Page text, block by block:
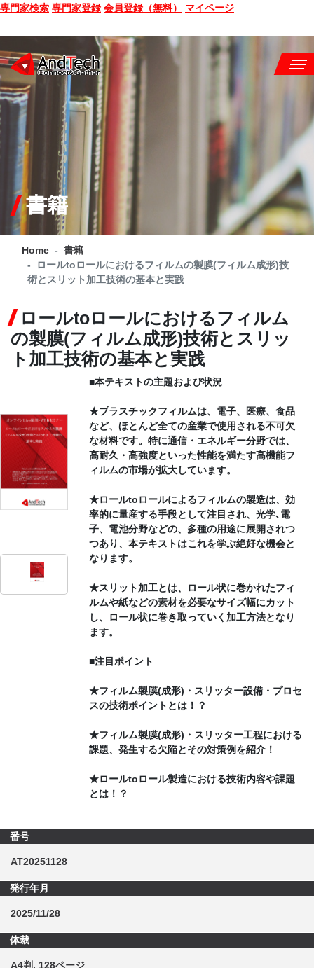
専門家検索 専門家登録 会員登録（無料） マイページ
SEMINAR
BOOK
CONSULTING
SERVICE
COMPANY
Q&A
SITE MAP
CONTACT
書籍
Home
書籍
ロールtoロールにおけるフィルムの製膜(フィルム成形)技
術とスリット加工技術の基本と実践
ロールtoロールにおけるフィルム
の製膜(フィルム成形)技術とスリッ
ト加工技術の基本と実践
■本テキストの主題および状況
★プラスチックフィルムは、電子、医療、食品
など、ほとんど全ての産業で使用される不可欠
な材料です。特に通信・エネルギー分野では、
高耐久・高強度といった性能を満たす高機能フ
ィルムの市場が拡大しています。
★ロールtoロールによるフィルムの製造は、効
率的に量産する手段として注目され、光学､電
子、電池分野などの、多種の用途に展開されつ
つあり、本テキストはこれを学ぶ絶好な機会と
なります。
★スリット加工とは、ロール状に巻かれたフィ
ルムや紙などの素材を必要なサイズ幅にカット
し、ロール状に巻き取っていく加工方法となり
ます。
■注目ポイント
★フィルム製膜(成形)・スリッター設備・プロセ
スの技術ポイントとは！？
★フィルム製膜(成形)・スリッター工程における
課題、発生する欠陥とその対策例を紹介！
★ロールtoロール製造における技術内容や課題
とは！？
番号
AT20251128
発行年月
2025/11/28
体裁
A4判, 128ページ